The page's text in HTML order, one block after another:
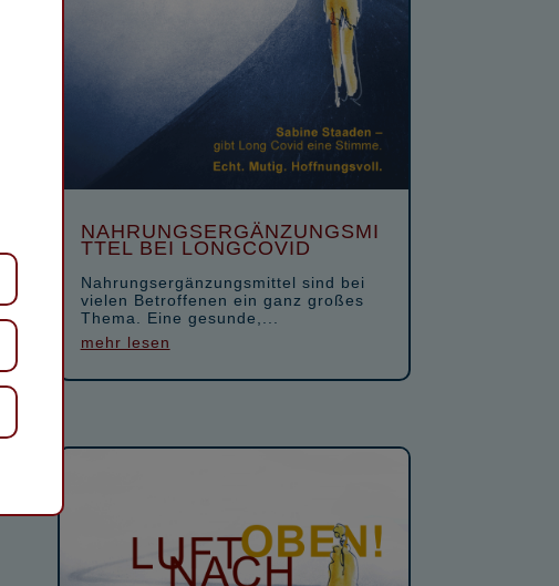
NAHRUNGSERGÄNZUNGSMI
TTEL BEI LONGCOVID
Nahrungsergänzungsmittel sind bei
vielen Betroffenen ein ganz großes
Thema. Eine gesunde,...
mehr lesen